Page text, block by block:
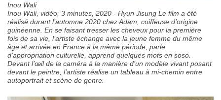
Inou Wali
Inou Wali, vidéo, 3 minutes, 2020 - Hyun Jisung Le film a été
réalisé durant l’automne 2020 chez Adam, coiffeuse d’origine
guinéenne. En se faisant tresser les cheveux pour la première
fois de sa vie, l’artiste échange avec la jeune femme du même
âge et arrivée en France à la même période, parle
d’appropriation culturelle, apprend quelques mots en soso.
Devant l’œil de la caméra à la manière d’un modèle vivant posant
devant le peintre, l’artiste réalise un tableau à mi-chemin entre
autoportrait et scène de genre.